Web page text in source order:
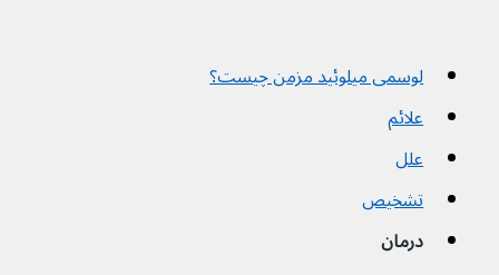
لوسمی میلوئید مزمن چیست؟
علائم
علل
تشخیص
درمان